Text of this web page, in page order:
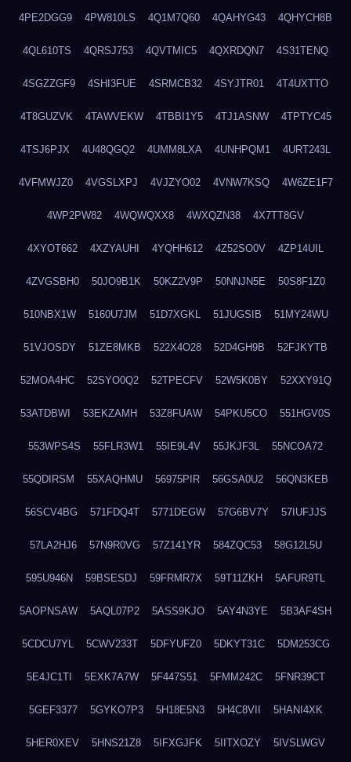
4PE2DGG9 4PW810LS 4Q1M7Q60 4QAHYG43 4QHYCH8B
4QL610TS 4QRSJ753 4QVTMIC5 4QXRDQN7 4S31TENQ
4SGZZGF9 4SHI3FUE 4SRMCB32 4SYJTR01 4T4UXTTO
4T8GUZVK 4TAWVEKW 4TBBI1Y5 4TJ1ASNW 4TPTYC45
4TSJ6PJX 4U48QGQ2 4UMM8LXA 4UNHPQM1 4URT243L
4VFMWJZ0 4VGSLXPJ 4VJZYO02 4VNW7KSQ 4W6ZE1F7
4WP2PW82 4WQWQXX8 4WXQZN38 4X7TT8GV
4XYOT662 4XZYAUHI 4YQHH612 4Z52SO0V 4ZP14UIL
4ZVGSBH0 50JO9B1K 50KZ2V9P 50NNJN5E 50S8F1Z0
510NBX1W 5160U7JM 51D7XGKL 51JUGSIB 51MY24WU
51VJOSDY 51ZE8MKB 522X4O28 52D4GH9B 52FJKYTB
52MOA4HC 52SYO0Q2 52TPECFV 52W5K0BY 52XXY91Q
53ATDBWI 53EKZAMH 53Z8FUAW 54PKU5CO 551HGV0S
553WPS4S 55FLR3W1 55IE9L4V 55JKJF3L 55NCOA72
55QDIRSM 55XAQHMU 56975PIR 56GSA0U2 56QN3KEB
56SCV4BG 571FDQ4T 5771DEGW 57G6BV7Y 57IUFJJS
57LA2HJ6 57N9R0VG 57Z141YR 584ZQC53 58G12L5U
595U946N 59BSESDJ 59FRMR7X 59T11ZKH 5AFUR9TL
5AOPNSAW 5AQL07P2 5ASS9KJO 5AY4N3YE 5B3AF4SH
5CDCU7YL 5CWV233T 5DFYUFZ0 5DKYT31C 5DM253CG
5E4JC1TI 5EXK7A7W 5F447S51 5FMM242C 5FNR39CT
5GEF3377 5GYKO7P3 5H18E5N3 5H4C8VII 5HANI4XK
5HER0XEV 5HNS21Z8 5IFXGJFK 5IITXOZY 5IVSLWGV